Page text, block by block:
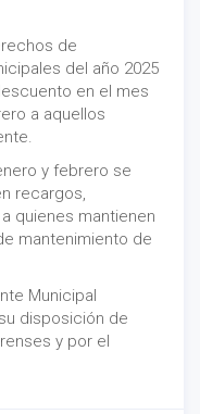
de
del año 2025
en el mes
a aquellos
y febrero se
recargos,
quienes mantienen
mantenimiento de
Municipal
disposición de
y por el